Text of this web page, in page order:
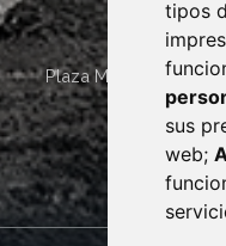
tipos
sus
web;
Plaza Mayor 4 22400
·